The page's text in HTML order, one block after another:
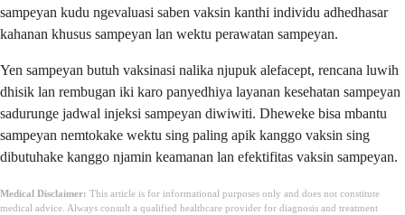
sampeyan kudu ngevaluasi saben vaksin kanthi individu adhedhasar
kahanan khusus sampeyan lan wektu perawatan sampeyan.
Yen sampeyan butuh vaksinasi nalika njupuk alefacept, rencana luwih
dhisik lan rembugan iki karo panyedhiya layanan kesehatan sampeyan
sadurunge jadwal injeksi sampeyan diwiwiti. Dheweke bisa mbantu
sampeyan nemtokake wektu sing paling apik kanggo vaksin sing
dibutuhake kanggo njamin keamanan lan efektifitas vaksin sampeyan.
Medical Disclaimer: This article is for informational purposes only and does not constitute
medical advice. Always consult a qualified healthcare provider for diagnosis and treatment